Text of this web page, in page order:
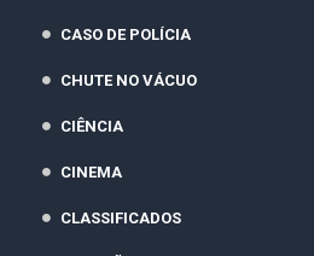
CASO DE POLÍCIA
CHUTE NO VÁCUO
CIÊNCIA
CINEMA
CLASSIFICADOS